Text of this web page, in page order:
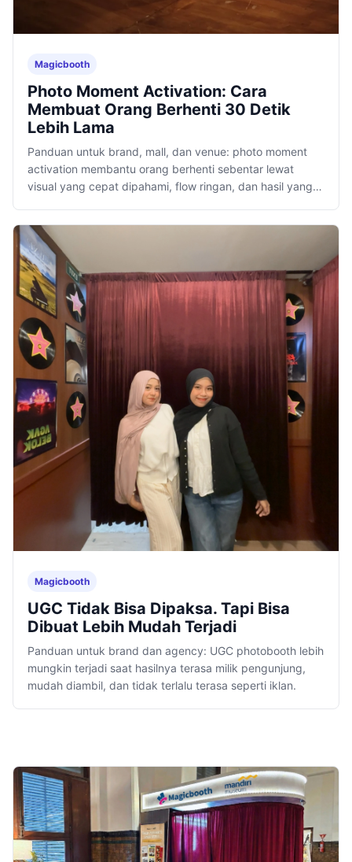
Magicbooth
Photo Moment Activation: Cara
Membuat Orang Berhenti 30 Detik
Lebih Lama
Panduan untuk brand, mall, dan venue: photo moment
activation membantu orang berhenti sebentar lewat
visual yang cepat dipahami, flow ringan, dan hasil yang
Magicbooth
UGC Tidak Bisa Dipaksa. Tapi Bisa
Dibuat Lebih Mudah Terjadi
Panduan untuk brand dan agency: UGC photobooth lebih
mungkin terjadi saat hasilnya terasa milik pengunjung,
mudah diambil, dan tidak terlalu terasa seperti iklan.